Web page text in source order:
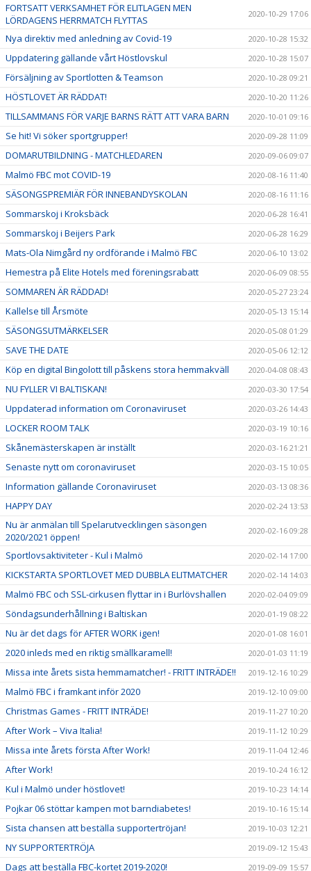
FORTSATT VERKSAMHET FÖR ELITLAGEN MEN
LÖRDAGENS HERRMATCH FLYTTAS
2020-10-29 17:06
Nya direktiv med anledning av Covid-19 2020-10-28 15:32
Uppdatering gällande vårt Höstlovskul 2020-10-28 15:07
Försäljning av Sportlotten & Teamson 2020-10-28 09:21
HÖSTLOVET ÄR RÄDDAT! 2020-10-20 11:26
TILLSAMMANS FÖR VARJE BARNS RÄTT ATT VARA BARN 2020-10-01 09:16
Se hit! Vi söker sportgrupper! 2020-09-28 11:09
DOMARUTBILDNING - MATCHLEDAREN 2020-09-06 09:07
Malmö FBC mot COVID-19 2020-08-16 11:40
SÄSONGSPREMIÄR FÖR INNEBANDYSKOLAN 2020-08-16 11:16
Sommarskoj i Kroksbäck 2020-06-28 16:41
Sommarskoj i Beijers Park 2020-06-28 16:29
Mats-Ola Nimgård ny ordförande i Malmö FBC 2020-06-10 13:02
Hemestra på Elite Hotels med föreningsrabatt 2020-06-09 08:55
SOMMAREN ÄR RÄDDAD! 2020-05-27 23:24
Kallelse till Årsmöte 2020-05-13 15:14
SÄSONGSUTMÄRKELSER 2020-05-08 01:29
SAVE THE DATE 2020-05-06 12:12
Köp en digital Bingolott till påskens stora hemmakväll 2020-04-08 08:43
NU FYLLER VI BALTISKAN! 2020-03-30 17:54
Uppdaterad information om Coronaviruset 2020-03-26 14:43
LOCKER ROOM TALK 2020-03-19 10:16
Skånemästerskapen är inställt 2020-03-16 21:21
Senaste nytt om coronaviruset 2020-03-15 10:05
Information gällande Coronaviruset 2020-03-13 08:36
HAPPY DAY 2020-02-24 13:53
Nu är anmälan till Spelarutvecklingen säsongen
2020/2021 öppen!
2020-02-16 09:28
Sportlovsaktiviteter - Kul i Malmö 2020-02-14 17:00
KICKSTARTA SPORTLOVET MED DUBBLA ELITMATCHER 2020-02-14 14:03
Malmö FBC och SSL-cirkusen flyttar in i Burlövshallen 2020-02-04 09:09
Söndagsunderhållning i Baltiskan 2020-01-19 08:22
Nu är det dags för AFTER WORK igen! 2020-01-08 16:01
2020 inleds med en riktig smällkaramell! 2020-01-03 11:19
Missa inte årets sista hemmamatcher! - FRITT INTRÄDE!! 2019-12-16 10:29
Malmö FBC i framkant inför 2020 2019-12-10 09:00
Christmas Games - FRITT INTRÄDE! 2019-11-27 10:20
After Work – Viva Italia! 2019-11-12 10:29
Missa inte årets första After Work! 2019-11-04 12:46
After Work! 2019-10-24 16:12
Kul i Malmö under höstlovet! 2019-10-23 14:14
Pojkar 06 stöttar kampen mot barndiabetes! 2019-10-16 15:14
Sista chansen att beställa supportertröjan! 2019-10-03 12:21
NY SUPPORTERTRÖJA 2019-09-12 15:43
Dags att beställa FBC-kortet 2019-2020! 2019-09-09 15:57